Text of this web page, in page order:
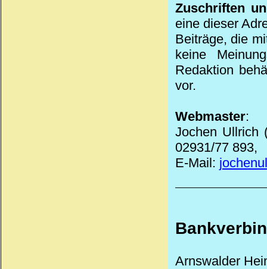
Zuschriften
eine dieser
Beiträge, die
keine
Redaktion
vor.
Webmaster:
Jochen Ullrich
02931/77 893,
E-Mail:
Arnswalder